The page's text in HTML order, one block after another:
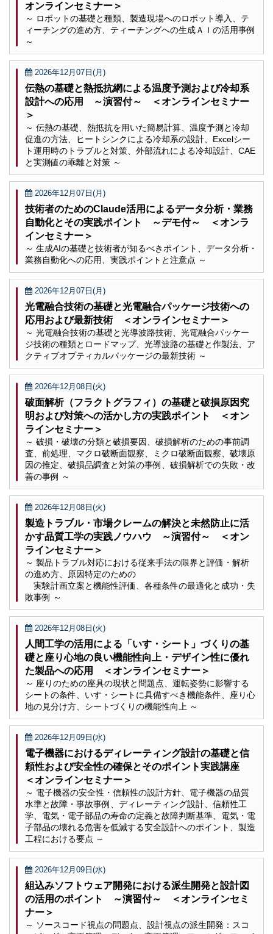
オンラインセミナー＞
～ ロボットの基礎と種類、製造現場へのロボット導入、テ
ィーチングの進め方、ティーチングへの生成ＡＩの活用事例
～
2026年12月07日(月)
伝熱の基礎と熱抵抗網による温度予測および冷却系
設計への応用 ～演習付～ ＜オンラインセミナー
＞
～ 伝熱の基礎、熱抵抗を用いた簡易計算、温度予測と冷却
促進の方法、ヒートシンクによる冷却系の設計、Excelシー
ト運用時のトラブルと対策、外部流れによる冷却設計、CAE
と実測値の乖離と対策 ～
2026年12月07日(月)
技術者のためのClaude活用によるデータ分析・業務
自動化とその実践ポイント ～デモ付～ ＜オンラ
インセミナー＞
～ 生成AIの基礎と技術者が知るべきポイント、データ分析・
業務自動化への応用、実践ポイントと注意点 ～
2026年12月07日(月)
光電融合技術の基礎と光電融合パッケージ技術への
応用および最新技術 ＜オンラインセミナー＞
～ 光電融合技術の基礎と光導波路技術、光電融合パッケー
ジ技術の種類とロードマップ、光導波路の基礎と作製法、ア
クティブオプティカルパッケージの最新技術 ～
2026年12月08日(火)
破面解析（フラクトグラフィ）の基礎と破損原因究
明および対策への活かし方の実践ポイント ＜オン
ラインセミナー＞
～ 破損・破壊の分類と破損要因、破損解析のための事前調
査、前処理、マクロ破断面観察、ミクロ破断面観察、破壊原
因の推定、破損品調査と対策の事例、破損解析での失敗・改
善の事例 ～
2026年12月08日(火)
製造トラブル・市場クレームの解決と未然防止に活
かす品質工学の実践ノウハウ ～演習付～ ＜オン
ラインセミナー＞
～ 製品トラブル対応における従来手法の限界と評価・解析
の進め方、原因特定のための
実験計画立案と機能性評価、各種条件の最適化と成功・失
敗事例 ～
2026年12月08日(火)
人間工学の活用による「いす・シート」づくりの基
礎と座り心地の良い機能性向上・デザイン性に優れ
た製品への応用 ＜オンラインセミナー＞
～ 座りのための座具の現状と問題点、運転姿勢に影響する
シートの条件、いす・シートに具備すべき機能条件、座り心
地の見分け方、シートづくりの機能性向上 ～
2026年12月09日(水)
電子機器におけるディレーティング設計の基礎と信
頼性および安全性の確保とそのポイント実践講座
＜オンラインセミナー＞
～ 電子機器の安全性・信頼性の設計方針、電子機器の品質
水準と故障・事故事例、ディレーティング設計、信頼性工
学、電気・電子部品の寿命の定義と故障判断基準、電気・電
子部品の壊れる危害を低減する安全設計へのポイント、製造
工程における要点 ～
2026年12月09日(水)
組込みソフトウェア開発における派生開発と設計図
の活用のポイント ～演習付～ ＜オンラインセミ
ナー＞
～ ソースコード視点の問題点、設計視点の派生開発：スコ